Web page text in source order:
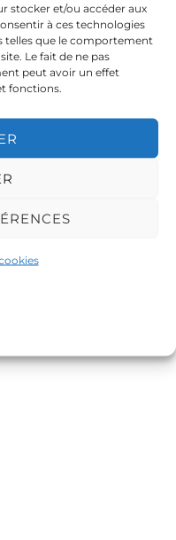
stocker et/ou accéder aux
à ces technologies
telles que le comportement
Le fait de ne pas
peut avoir un effet
fonctions.
DA-MAS
WPZOOM